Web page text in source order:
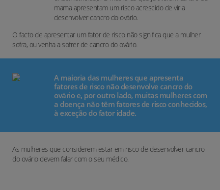
mama apresentam um risco acrescido de vir a
desenvolver cancro do ovário.
O facto de apresentar um fator de risco não significa que a mulher
sofra, ou venha a sofrer de cancro do ovário.
A maioria das mulheres que apresenta
fatores de risco não desenvolve cancro do
ovário e, por outro lado, muitas mulheres com
a doença não têm fatores de risco conhecidos,
à exceção do fator idade.
As mulheres que considerem estar em risco de desenvolver cancro
do ovário devem falar com o seu médico.